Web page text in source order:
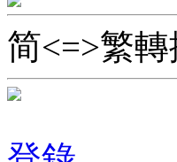
简<=>繁